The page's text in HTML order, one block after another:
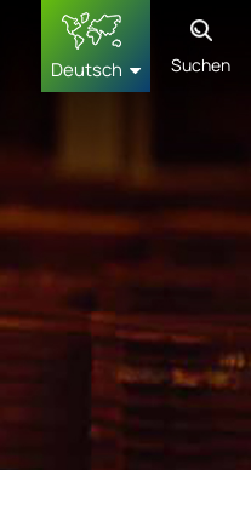
Deutsch
français
Deutsch
русский
Suchen